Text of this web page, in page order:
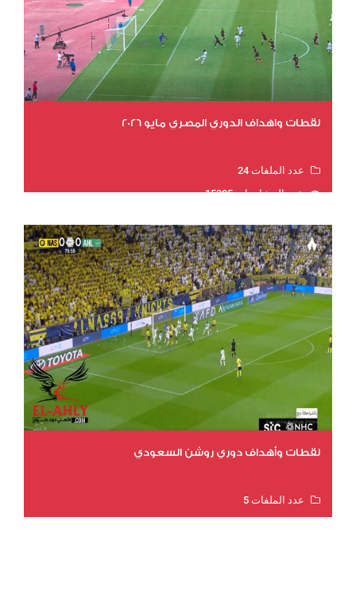
لقطات واهداف الدوري المصري مايو 2026
عدد الملفات 24
عدد المشاهدات 15385
لقطات وأهداف دوري روشن السعودي
عدد الملفات 5